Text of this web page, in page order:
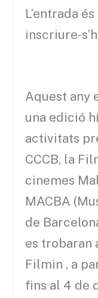
L’entrada
inscriure-
Aquest any
una edició
activitats
CCCB, la
cinemes
MACBA
de
es trobaran
Filmin , a
fins al 4 de